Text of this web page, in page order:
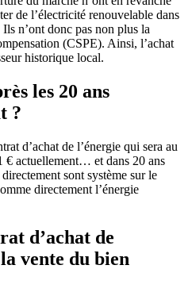
de l’électricité renouvelable dans
n’ont donc pas non plus la
(CSPE). Ainsi, l’achat
historique local.
les 20 ans
?
d’achat de l’énergie qui sera au
€ actuellement… et dans 20 ans
sont système sur le
directement l’énergie
d’achat de
vente du bien